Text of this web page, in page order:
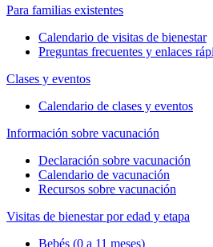
Para familias existentes
Calendario de visitas de bienestar
Preguntas frecuentes y enlaces
Clases y eventos
Calendario de clases y eventos
Información sobre vacunación
Declaración sobre vacunación
Calendario de vacunación
Recursos sobre vacunación
Visitas de bienestar por edad y etapa
Bebés (0 a 11 meses)